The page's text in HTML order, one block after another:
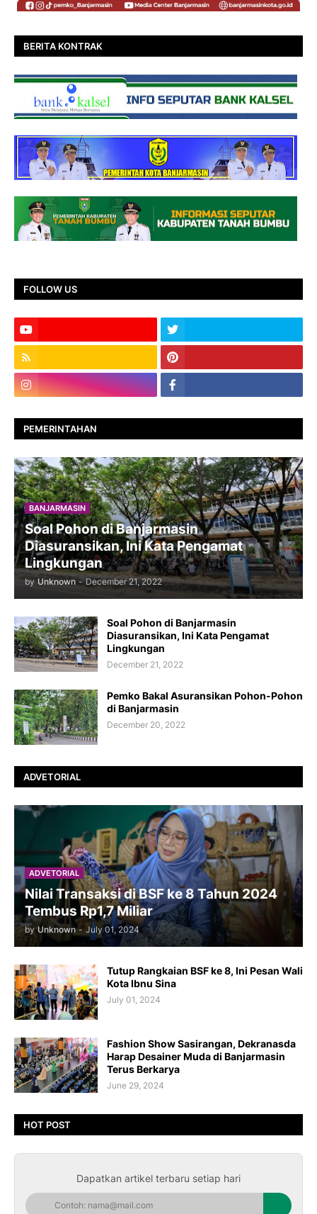
BERITA KONTRAK
FOLLOW US
PEMERINTAHAN
BANJARMASIN
Soal Pohon di Banjarmasin
Diasuransikan, Ini Kata Pengamat
Lingkungan
by Unknown - December 21, 2022
Soal Pohon di Banjarmasin
Diasuransikan, Ini Kata Pengamat
Lingkungan
December 21, 2022
Pemko Bakal Asuransikan Pohon-Pohon
di Banjarmasin
December 20, 2022
ADVETORIAL
ADVETORIAL
Nilai Transaksi di BSF ke 8 Tahun 2024
Tembus Rp1,7 Miliar
by Unknown - July 01, 2024
Tutup Rangkaian BSF ke 8, Ini Pesan Wali
Kota Ibnu Sina
July 01, 2024
Fashion Show Sasirangan, Dekranasda
Harap Desainer Muda di Banjarmasin
Terus Berkarya
June 29, 2024
HOT POST
Dapatkan artikel terbaru setiap hari